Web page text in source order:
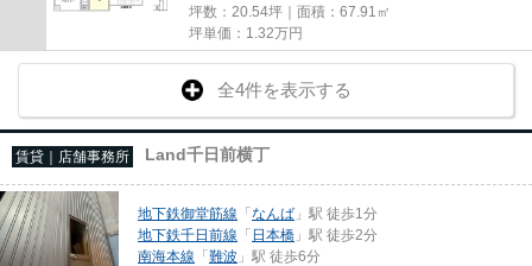
坪数：20.54坪｜面積：67.91㎡
坪単価： 1.32万円
全4件を表示する
賃貸｜店舗事務所 Land千日前横丁
地下鉄御堂筋線 「なんば 」駅 徒歩1分
地下鉄千日前線 「 日本橋 」駅 徒歩2分
南海本線 「難波 」駅 徒歩6分